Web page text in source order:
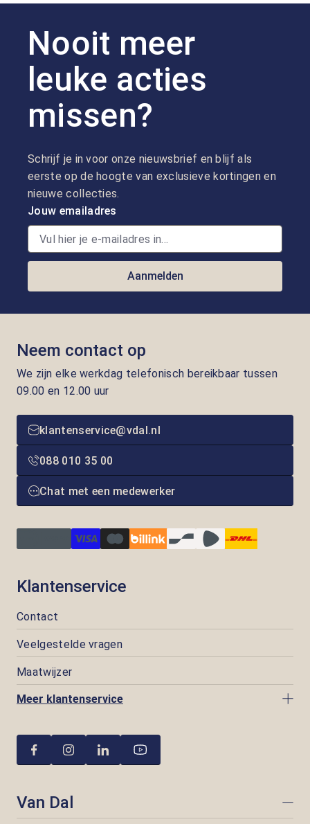
Nooit meer
leuke acties
missen?
Schrijf je in voor onze nieuwsbrief en blijf als
eerste op de hoogte van exclusieve kortingen en
nieuwe collecties.
Jouw emailadres
Aanmelden
Neem contact op
We zijn elke werkdag telefonisch bereikbaar tussen
09.00 en 12.00 uur
klantenservice@vdal.nl
088 010 35 00
Chat met een medewerker
Klantenservice
Contact
Veelgestelde vragen
Maatwijzer
Meer klantenservice
Van Dal